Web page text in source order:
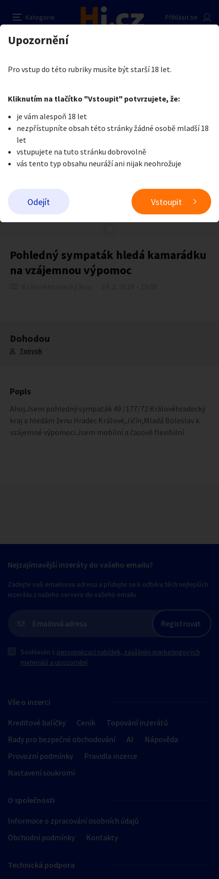
Kategorie
Přihlásit se
Auto-moto
Reality a bydlení Seznamka
Zvířata
Stroje a nářadí PC a elektro Sport a hobby
Sběratelství
Přidat inzerát
Erotika
Je nám líto, ale tenhle inzerát již není aktuální.
Pohledný sympaták hledá kamarádku
na vzájemnou výpomoc
Dohodou
Tonyok
Popis
Ahoj.Jsem pohledný sympaták 49 /177/72 Královéhradecký
kraj a hledám ženu Hradec Králové,Jičín,Mladá Boleslav k
vzájemné výpomoci.Jsem mobilní a časově flexibilní.
Pohledný sympaták hledá kamarádku na
vzájemnou výpomoc
Kupující
Tonyok
Odeslat zprávu
Nahlásit inzerát
Vše o inzerci
Kreditové balíčky Ceník
Topování inzerátů
Rady pro bezpečné obchodování
AI
Nápověda
Provozní podmínky
Pravidla inzerce
Nastavení soukromí
O společnosti
Informace o zpracování osobních údajů
Obchodní podmínky
Kontakty
Technická podpora
Nejzajímavější inzeráty do vašeho emailu?
Zadejte vaši emailovou adresu a přidejte se k odběru těch nejlepších
inzerátu z našeho serveru do vašeho emailu.
Souhlasím s personalizací nabídek, zasíláním marketingových
materiálů a upozornění.
Upozornění
Pro vstup do této rubriky musíte být starší 18 let.
Kliknutím na tlačítko "Vstoupit" potvrzujete, že:
je vám alespoň 18 let
nezpřístupníte obsah této stránky žádné osobě mladší 18
let
vstupujete na tuto stránku dobrovolně
vás tento typ obsahu neuráží ani nijak neohrožuje
Odejít Vstoupit